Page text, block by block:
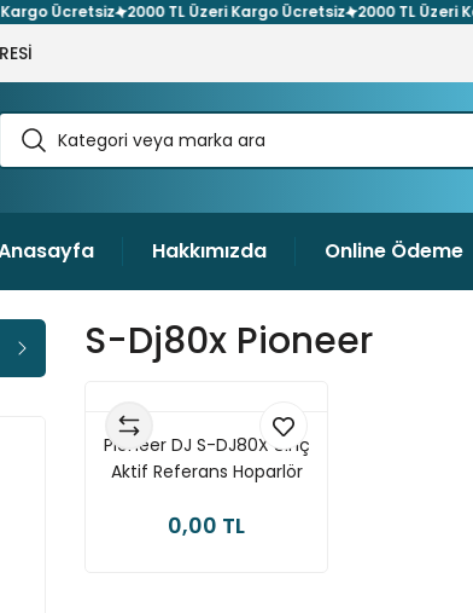
Ücretsiz 2000 TL Üzeri Kargo Ücretsiz 2000 TL Üzeri
Hakkımızda Online Ödeme
S-Dj80x Pioneer
Pioneer DJ S-DJ80X 8inç
Aktif Referans Hoparlör
0,00 TL